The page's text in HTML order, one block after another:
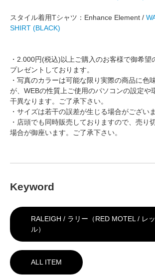
スタイル着用Tシャツ：Enhance Element /
SHIRT (BLACK)
・2.000円(税込)以上ご購入のお客様で御希望
プレゼントしております。
・写真のカラーは可能な限り実際の商品に色
が、WEBの性質上ご使用のパソコンの設定や
干異なります。ご了承下さい。
・サイズは若干の誤差が生じる場合がございま
・店頭でも同時販売しておりますので、売り
場合が御座います。ご了承下さい。
Keyword
RALEIGH / ラリー（RED MOTEL / レ
ル）
ALL ITEM